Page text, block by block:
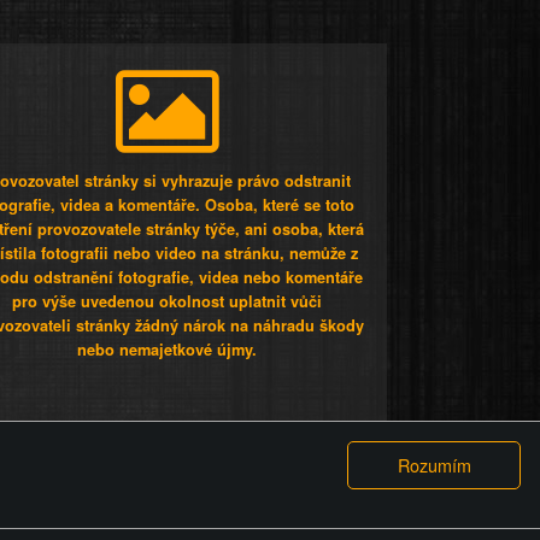
stránky si vyhrazuje právo odstranit
videa a komentáře. Osoba, které se toto
provozovatele stránky týče, ani osoba, která
fotografii nebo video na stránku, nemůže z
odstranění fotografie, videa nebo komentáře
pro výše uvedenou okolnost uplatnit vůči
stránky žádný nárok na náhradu škody
nebo nemajetkové újmy.
GDPR COOKIES